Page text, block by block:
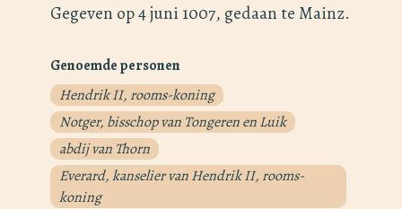
Gegeven op 4 juni 1007, gedaan te Mainz.
Genoemde personen
Hendrik II, rooms-koning
Notger, bisschop van Tongeren en Luik
abdij van Thorn
Everard, kanselier van Hendrik II, rooms-
koning